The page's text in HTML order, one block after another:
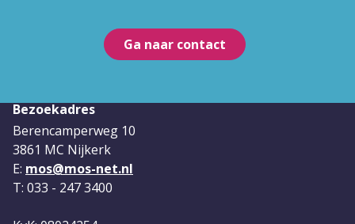
Ga naar contact
Bezoekadres
Berencamperweg 10
3861 MC Nijkerk
E: mos@mos-net.nl
T: 033 - 247 3400